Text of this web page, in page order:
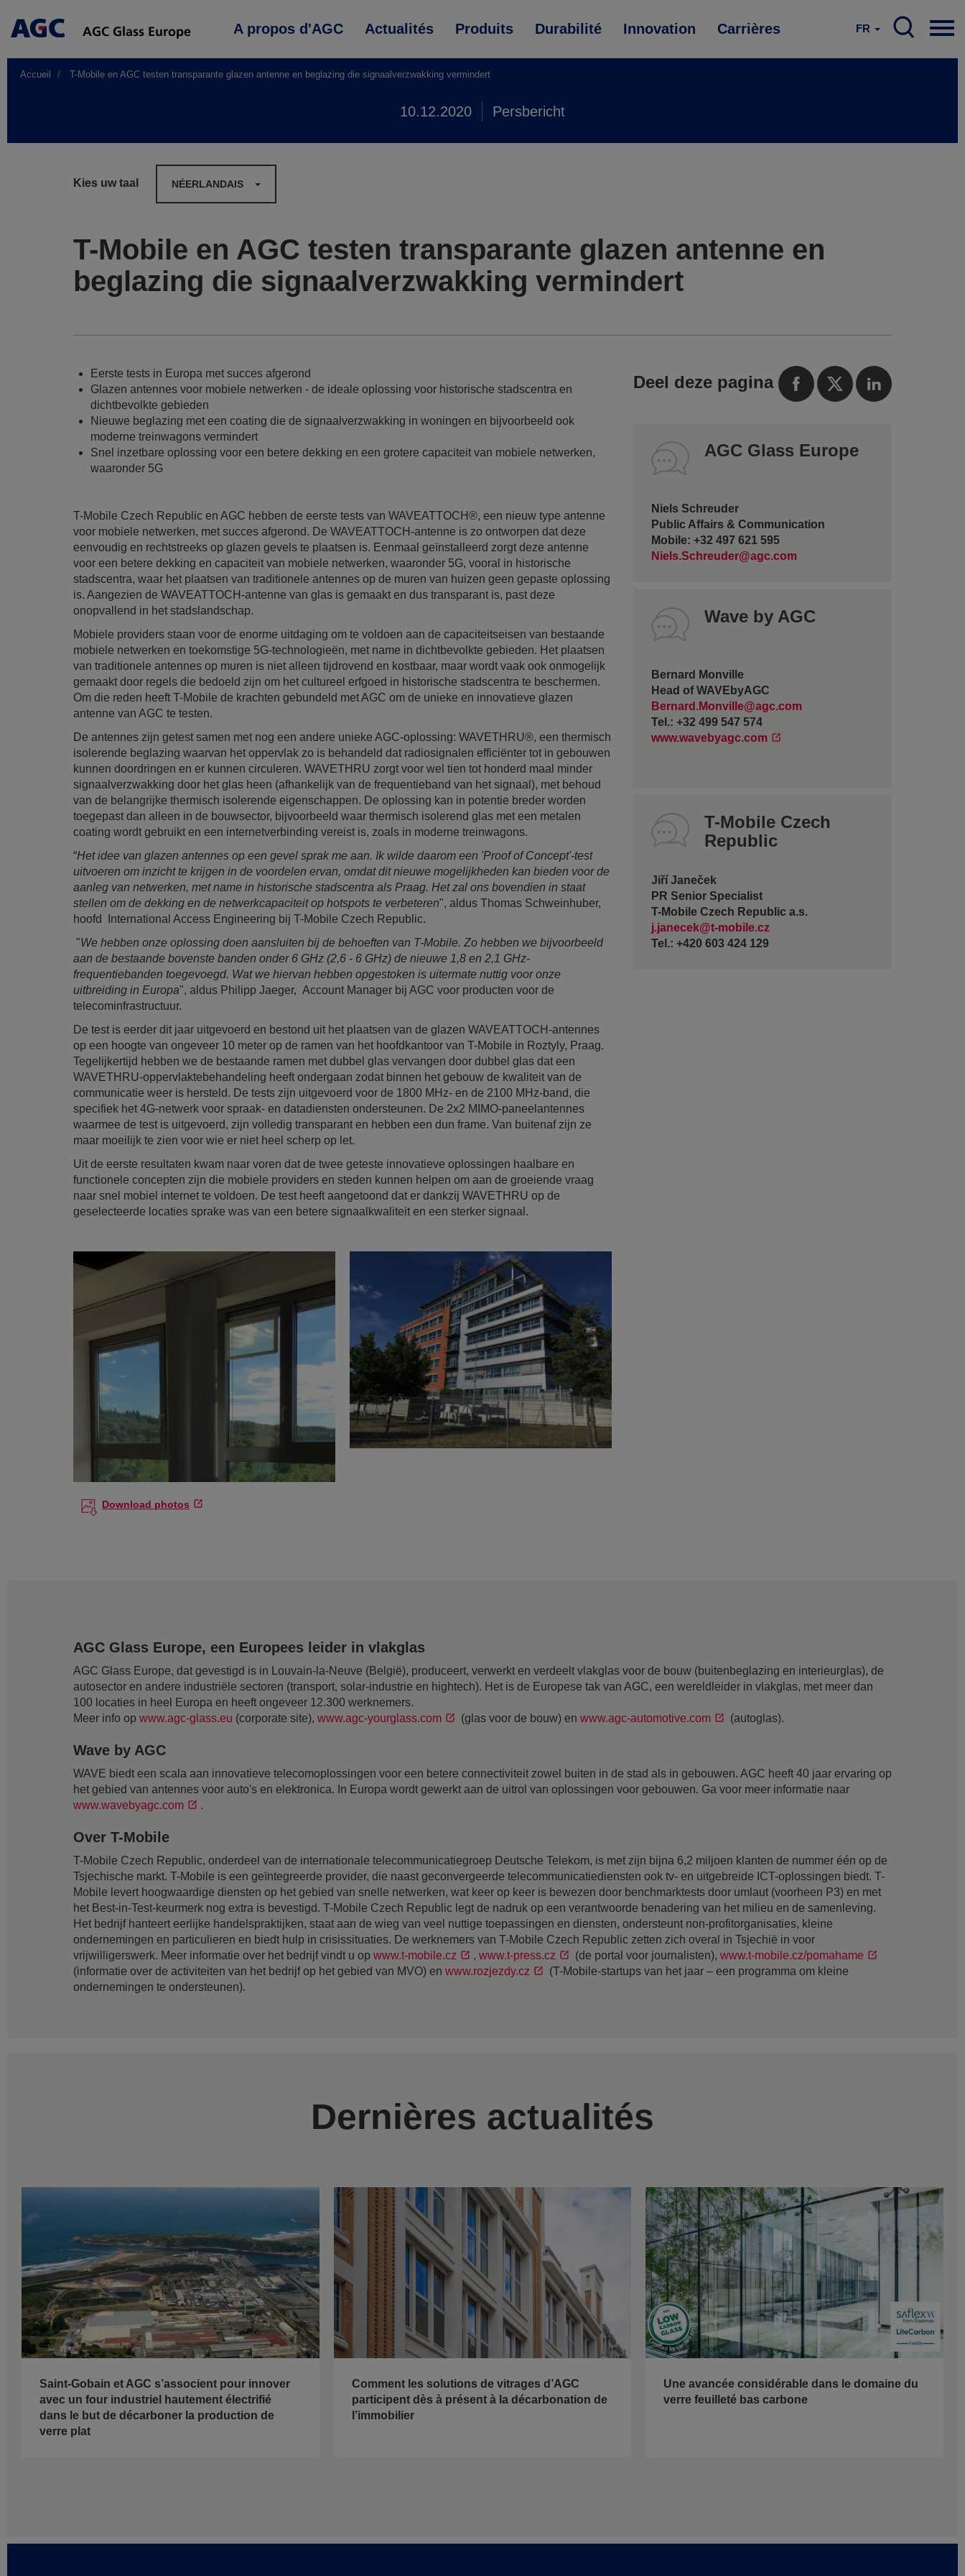
Main
A propos d'AGC Actualités Produits Durabilité Innovation Carrières FR
Accueil T-Mobile en AGC testen transparante glazen antenne en beglazing die signaalverzwakking vermindert
10.12.2020 Persbericht
Kies uw taal NÉERLANDAIS
T-Mobile en AGC testen transparante glazen antenne en
beglazing die signaalverzwakking vermindert
Eerste tests in Europa met succes afgerond
Glazen antennes voor mobiele netwerken - de ideale oplossing voor historische stadscentra en
dichtbevolkte gebieden
Nieuwe beglazing met een coating die de signaalverzwakking in woningen en bijvoorbeeld ook
moderne treinwagons vermindert
Snel inzetbare oplossing voor een betere dekking en een grotere capaciteit van mobiele netwerken,
waaronder 5G
T-Mobile Czech Republic en AGC hebben de eerste tests van WAVEATTOCH®, een nieuw type antenne
voor mobiele netwerken, met succes afgerond. De WAVEATTOCH-antenne is zo ontworpen dat deze
eenvoudig en rechtstreeks op glazen gevels te plaatsen is. Eenmaal geïnstalleerd zorgt deze antenne
voor een betere dekking en capaciteit van mobiele netwerken, waaronder 5G, vooral in historische
stadscentra, waar het plaatsen van traditionele antennes op de muren van huizen geen gepaste oplossing
is. Aangezien de WAVEATTOCH-antenne van glas is gemaakt en dus transparant is, past deze
onopvallend in het stadslandschap.
Mobiele providers staan voor de enorme uitdaging om te voldoen aan de capaciteitseisen van bestaande
mobiele netwerken en toekomstige 5G-technologieën, met name in dichtbevolkte gebieden. Het plaatsen
van traditionele antennes op muren is niet alleen tijdrovend en kostbaar, maar wordt vaak ook onmogelijk
gemaakt door regels die bedoeld zijn om het cultureel erfgoed in historische stadscentra te beschermen.
Om die reden heeft T-Mobile de krachten gebundeld met AGC om de unieke en innovatieve glazen
antenne van AGC te testen.
De antennes zijn getest samen met nog een andere unieke AGC-oplossing: WAVETHRU®, een thermisch
isolerende beglazing waarvan het oppervlak zo is behandeld dat radiosignalen efficiënter tot in gebouwen
kunnen doordringen en er kunnen circuleren. WAVETHRU zorgt voor wel tien tot honderd maal minder
signaalverzwakking door het glas heen (afhankelijk van de frequentieband van het signaal), met behoud
van de belangrijke thermisch isolerende eigenschappen. De oplossing kan in potentie breder worden
toegepast dan alleen in de bouwsector, bijvoorbeeld waar thermisch isolerend glas met een metalen
coating wordt gebruikt en een internetverbinding vereist is, zoals in moderne treinwagons.
“Het idee van glazen antennes op een gevel sprak me aan. Ik wilde daarom een 'Proof of Concept'-test
uitvoeren om inzicht te krijgen in de voordelen ervan, omdat dit nieuwe mogelijkheden kan bieden voor de
aanleg van netwerken, met name in historische stadscentra als Praag. Het zal ons bovendien in staat
stellen om de dekking en de netwerkcapaciteit op hotspots te verbeteren", aldus Thomas Schweinhuber,
hoofd International Access Engineering bij T-Mobile Czech Republic.
"We hebben onze oplossing doen aansluiten bij de behoeften van T-Mobile. Zo hebben we bijvoorbeeld
aan de bestaande bovenste banden onder 6 GHz (2,6 - 6 GHz) de nieuwe 1,8 en 2,1 GHz-
frequentiebanden toegevoegd. Wat we hiervan hebben opgestoken is uitermate nuttig voor onze
uitbreiding in Europa", aldus Philipp Jaeger, Account Manager bij AGC voor producten voor de
telecominfrastructuur.
De test is eerder dit jaar uitgevoerd en bestond uit het plaatsen van de glazen WAVEATTOCH-antennes
op een hoogte van ongeveer 10 meter op de ramen van het hoofdkantoor van T-Mobile in Roztyly, Praag.
Tegelijkertijd hebben we de bestaande ramen met dubbel glas vervangen door dubbel glas dat een
WAVETHRU-oppervlaktebehandeling heeft ondergaan zodat binnen het gebouw de kwaliteit van de
communicatie weer is hersteld. De tests zijn uitgevoerd voor de 1800 MHz- en de 2100 MHz-band, die
specifiek het 4G-netwerk voor spraak- en datadiensten ondersteunen. De 2x2 MIMO-paneelantennes
waarmee de test is uitgevoerd, zijn volledig transparant en hebben een dun frame. Van buitenaf zijn ze
maar moeilijk te zien voor wie er niet heel scherp op let.
Uit de eerste resultaten kwam naar voren dat de twee geteste innovatieve oplossingen haalbare en
functionele concepten zijn die mobiele providers en steden kunnen helpen om aan de groeiende vraag
naar snel mobiel internet te voldoen. De test heeft aangetoond dat er dankzij WAVETHRU op de
geselecteerde locaties sprake was van een betere signaalkwaliteit en een sterker signaal.
Download photos
Deel deze pagina
AGC Glass Europe
Niels Schreuder
Public Affairs & Communication
Mobile: +32 497 621 595
Niels.Schreuder@agc.com
Wave by AGC
Bernard Monville
Head of WAVEbyAGC
Bernard.Monville@agc.com
Tel.: +32 499 547 574
www.wavebyagc.com
T-Mobile Czech
Republic
Jiří Janeček
PR Senior Specialist
T-Mobile Czech Republic a.s.
j.janecek@t-mobile.cz
Tel.: +420 603 424 129
AGC Glass Europe, een Europees leider in vlakglas
AGC Glass Europe, dat gevestigd is in Louvain-la-Neuve (België), produceert, verwerkt en verdeelt vlakglas voor de bouw (buitenbeglazing en interieurglas), de
autosector en andere industriële sectoren (transport, solar-industrie en hightech). Het is de Europese tak van AGC, een wereldleider in vlakglas, met meer dan
100 locaties in heel Europa en heeft ongeveer 12.300 werknemers.
Meer info op www.agc-glass.eu (corporate site), www.agc-yourglass.com (glas voor de bouw) en www.agc-automotive.com (autoglas).
Wave by AGC
WAVE biedt een scala aan innovatieve telecomoplossingen voor een betere connectiviteit zowel buiten in de stad als in gebouwen. AGC heeft 40 jaar ervaring op
het gebied van antennes voor auto's en elektronica. In Europa wordt gewerkt aan de uitrol van oplossingen voor gebouwen. Ga voor meer informatie naar
www.wavebyagc.com
.
Over T-Mobile
T-Mobile Czech Republic, onderdeel van de internationale telecommunicatiegroep Deutsche Telekom, is met zijn bijna 6,2 miljoen klanten de nummer één op de
Tsjechische markt. T-Mobile is een geïntegreerde provider, die naast geconvergeerde telecommunicatiediensten ook tv- en uitgebreide ICT-oplossingen biedt. T-
Mobile levert hoogwaardige diensten op het gebied van snelle netwerken, wat keer op keer is bewezen door benchmarktests door umlaut (voorheen P3) en met
het Best-in-Test-keurmerk nog extra is bevestigd. T-Mobile Czech Republic legt de nadruk op een verantwoorde benadering van het milieu en de samenleving.
Het bedrijf hanteert eerlijke handelspraktijken, staat aan de wieg van veel nuttige toepassingen en diensten, ondersteunt non-profitorganisaties, kleine
ondernemingen en particulieren en biedt hulp in crisissituaties. De werknemers van T-Mobile Czech Republic zetten zich overal in Tsjechië in voor
vrijwilligerswerk. Meer informatie over het bedrijf vindt u op www.t-mobile.cz , www.t-press.cz (de portal voor journalisten), www.t-mobile.cz/pomahame
(informatie over de activiteiten van het bedrijf op het gebied van MVO) en www.rozjezdy.cz
(T-Mobile-startups van het jaar – een programma om kleine
ondernemingen te ondersteunen).
Dernières actualités
Saint-Gobain et AGC s’associent pour innover
avec un four industriel hautement électrifié
dans le but de décarboner la production de
verre plat
Comment les solutions de vitrages d’AGC
participent dès à présent à la décarbonation de
l’immobilier
Une avancée considérable dans le domaine du
verre feuilleté bas carbone